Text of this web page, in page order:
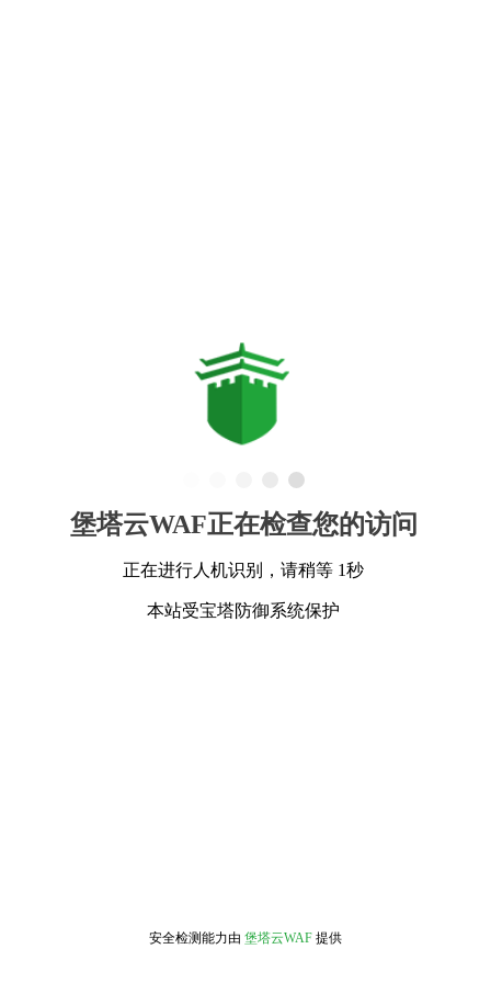
堡塔云WAF正在检查您的访问
正在进行人机识别，请稍等 1秒
本站受宝塔防御系统保护
安全检测能力由 堡塔云WAF 提供